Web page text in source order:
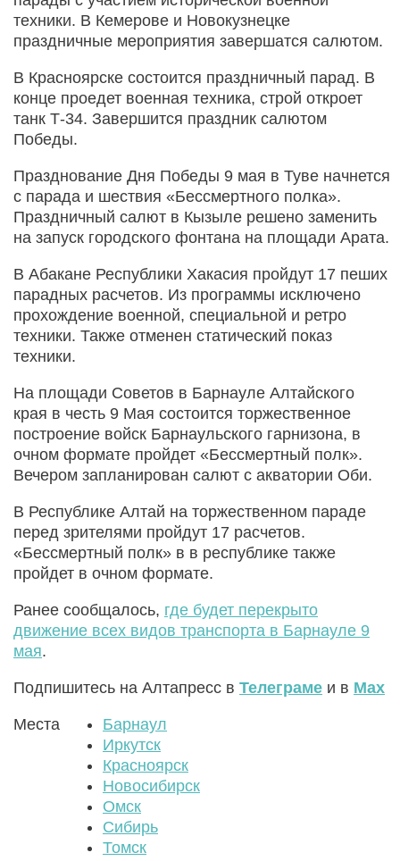
техники. В Кемерове и Новокузнецке
праздничные мероприятия завершатся салютом.
В Красноярске состоится праздничный парад. В
конце проедет военная техника, строй откроет
танк Т-34. Завершится праздник салютом
Победы.
Празднование Дня Победы 9 мая в Туве начнется
с парада и шествия «Бессмертного полка».
Праздничный салют в Кызыле решено заменить
на запуск городского фонтана на площади Арата.
В Абакане Республики Хакасия пройдут 17 пеших
парадных расчетов. Из программы исключено
прохождение военной, специальной и ретро
техники. Также отменен статический показ
техники.
На площади Советов в Барнауле Алтайского
края в честь 9 Мая состоится торжественное
построение войск Барнаульского гарнизона, в
очном формате пройдет «Бессмертный полк».
Вечером запланирован салют с акватории Оби.
В Республике Алтай на торжественном параде
перед зрителями пройдут 17 расчетов.
«Бессмертный полк» в в республике также
пройдет в очном формате.
Ранее сообщалось, где будет перекрыто
движение всех видов транспорта в Барнауле 9
мая.
Подпишитесь на Алтапресс в Телеграме и в Max
Места
Барнаул
Иркутск
Красноярск
Новосибирск
Омск
Сибирь
Томск